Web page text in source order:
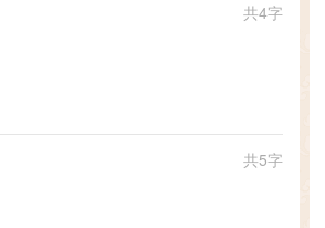
共4字
共5字